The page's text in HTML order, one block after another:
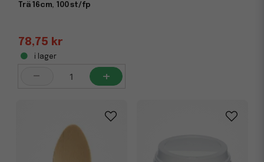
Trä 16cm, 100 st/fp
78,75 kr
i lager
- +